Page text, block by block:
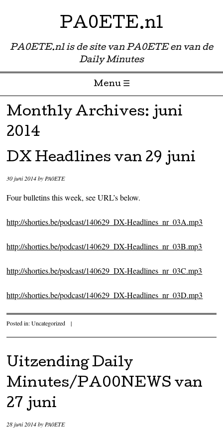
PA0ETE.nl
PA0ETE.nl is de site van PA0ETE en van de
Daily Minutes
Menu ☰
Skip to content
Monthly Archives: juni
2014
DX Headlines van 29 juni
30 juni 2014byPA0ETE
Four bulletins this week, see URL’s below.
http://shorties.be/podcast/140629_DX-Headlines_nr_03A.mp3
http://shorties.be/podcast/140629_DX-Headlines_nr_03B.mp3
http://shorties.be/podcast/140629_DX-Headlines_nr_03C.mp3
http://shorties.be/podcast/140629_DX-Headlines_nr_03D.mp3
Posted in:Uncategorized |
Uitzending Daily
Minutes/PA00NEWS van
27 juni
28 juni 2014by PA0ETE